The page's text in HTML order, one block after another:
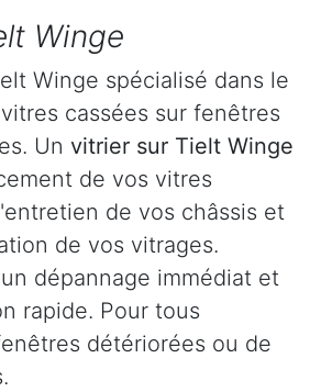
Winge
Winge spécialisé dans le
cassées sur fenêtres
Un vitrier sur Tielt Winge
de vos vitres
de vos châssis et
de vos vitrages.
dépannage immédiat et
rapide. Pour tous
détériorées ou de